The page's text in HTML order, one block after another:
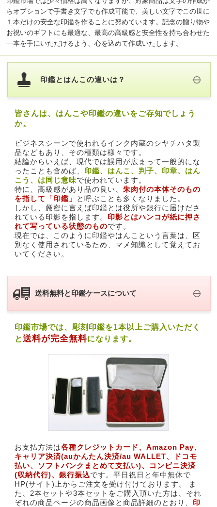
らオプションで手書き文字でも作成可能で、美しい文字でこの世に
１本だけの安全な印鑑を作ることに努めています。記念の贈り物や
お祝いのギフトにも最適な、最高の高級感と安全性を持ち合わせた
一本を手にいただけるよう、心を込めて作成いたします。
印鑑とはんこの違いは？
皆さんは、はんこや印鑑の違いをご存知でしょう
か。
ビジネスシーンで使われるインク内蔵のシヤチハタ製
品などもあり、その種類は様々です。
結論からいえば、現代では誤用が広まって一般的にな
ったことも含めば、 印鑑、はんこ、判子、印章、はん
こう、は同じ意味で使われています。
特に、高級感があり品の良い、 朱肉付の本体そのもの
を指して「印鑑」
と呼ぶことも多くなりました。
しかし、厳密に言えば印鑑とは役所や銀行に届けださ
れている印影を指します。 印影とはハンコが紙に押さ
れて写っている状態のものです。
現在では、このように印鑑やはんこという言葉は、区
別なく使用されているため、マメ知識として覚えてお
いてください。
送料無料と印鑑ケースについて
印鑑市場では、彫刻印鑑を1本以上ご購入いただく
と送料が完全無料になります。
お支払方法は各種クレジットカード、​Amazon Pay、​
キャリア決済(​auかんたん決済/au WALLET、ドコモ
払い、ソフトバンクまとめて支払い)、​コンビニ決済
(収納代行)、銀行振込です。平日祝日と年中無休で
HP(サイト)上からご注文を受け付けております。 ま
た、2本セットや3本セットをご購入頂いた方は、それ
ぞれの商品ページの商品画像と商品詳細のとおり、 印